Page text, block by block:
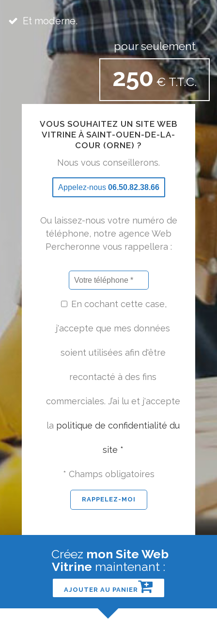
Et moderne.
pour seulement
250 € T.T.C.
VOUS SOUHAITEZ UN SITE WEB
VITRINE À SAINT-OUEN-DE-LA-
COUR (ORNE) ?
Nous vous conseillerons.
Appelez-nous 06.50.82.38.66
Ou laissez-nous votre numéro de
téléphone, notre agence Web
Percheronne vous rappellera :
En cochant cette case,
j'accepte que mes données
soient utilisées afin d'être
recontacté à des fins
commerciales. J’ai lu et j'accepte
la politique de confidentialité du
site *
* Champs obligatoires
Créez mon Site Web
Vitrine maintenant :
AJOUTER AU PANIER